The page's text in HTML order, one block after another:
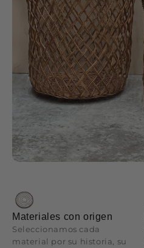
Materiales con origen
Seleccionamos cada
material por su historia, su